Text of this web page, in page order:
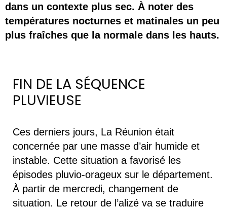
dans un contexte plus sec. À noter des
températures nocturnes et matinales un peu
plus fraîches que la normale dans les hauts.
FIN DE LA SÉQUENCE
PLUVIEUSE
Ces derniers jours, La Réunion était
concernée par une masse d’air humide et
instable. Cette situation a favorisé les
épisodes pluvio-orageux sur le département.
À partir de mercredi, changement de
situation. Le retour de l’alizé va se traduire